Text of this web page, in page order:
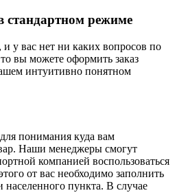
стандартном режиме
и у вас нет ни каких вопросов по
вы можете оформить заказ
интуитивно понятном
понимания куда вам
Наши менеджеры смогут
компанией воспользоваться
от вас необходимо заполнить
населенного пункта. В случае